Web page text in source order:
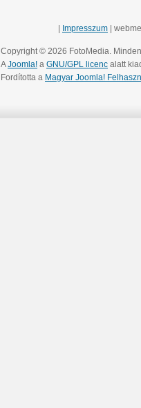
Impresszum |
Copyright © 2026 FotoMedia.
AJoomla! a GNU/GPL licenc alatt
Fordította a Magyar Joomla!